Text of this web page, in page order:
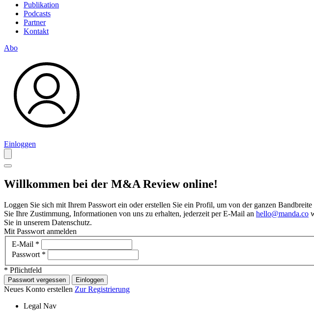
Publikation
Podcasts
Partner
Kontakt
Abo
Einloggen
Willkommen bei der M&A Review online!
Loggen Sie sich mit Ihrem Passwort ein oder erstellen Sie ein Profil, um von der ganzen
Sie Ihre Zustimmung, Informationen von uns zu erhalten, jederzeit per E-Mail an hello@manda.co
Sie in unserem Datenschutz.
Mit Passwort anmelden
E-Mail *
Passwort *
* Pflichtfeld
Passwort vergessen Einloggen
Neues Konto erstellen Zur Registrierung
Legal Nav